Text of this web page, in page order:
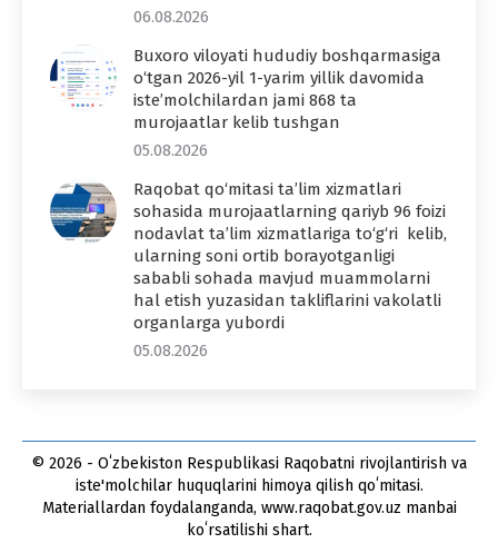
06.08.2026
Buxoro viloyati hududiy boshqarmasiga
o‘tgan 2026-yil 1-yarim yillik davomida
iste’molchilardan jami 868 ta
murojaatlar kelib tushgan
05.08.2026
Raqobat qo‘mitasi ta’lim xizmatlari
sohasida murojaatlarning qariyb 96 foizi
nodavlat ta’lim xizmatlariga to‘g‘ri kelib,
ularning soni ortib borayotganligi
sababli sohada mavjud muammolarni
hal etish yuzasidan takliflarini vakolatli
organlarga yubordi
05.08.2026
© 2026 - Oʻzbekiston Respublikasi Raqobatni rivojlantirish va
iste'molchilar huquqlarini himoya qilish qoʻmitasi.
Materiallardan foydalanganda, www.raqobat.gov.uz manbai
koʻrsatilishi shart.